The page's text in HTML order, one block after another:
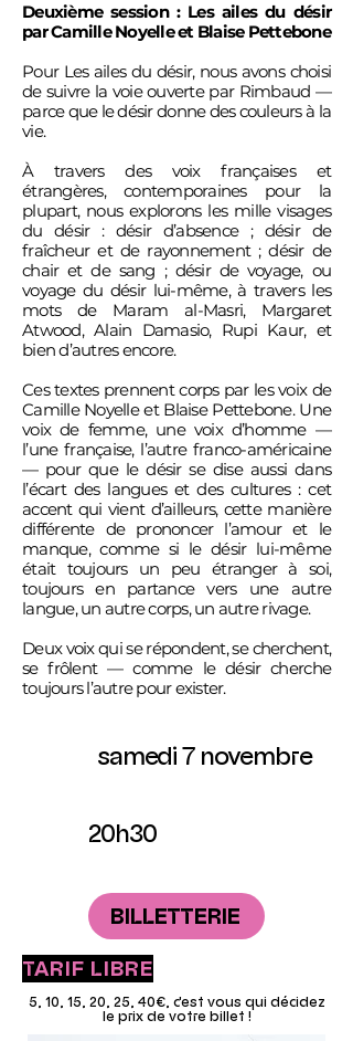
Deuxième session : Les ailes du désir
par Camille Noyelle et Blaise Pettebone
Pour Les ailes du désir, nous avons choisi
de suivre la voie ouverte par Rimbaud —
parce que le désir donne des couleurs à la
vie.
À travers des voix françaises et
étrangères, contemporaines pour la
plupart, nous explorons les mille visages
du désir : désir d’absence ; désir de
fraîcheur et de rayonnement ; désir de
chair et de sang ; désir de voyage, ou
voyage du désir lui-même, à travers les
mots de Maram al-Masri, Margaret
Atwood, Alain Damasio, Rupi Kaur, et
bien d’autres encore.
Ces textes prennent corps par les voix de
Camille Noyelle et Blaise Pettebone. Une
voix de femme, une voix d’homme —
l’une française, l’autre franco-américaine
— pour que le désir se dise aussi dans
l’écart des langues et des cultures : cet
accent qui vient d’ailleurs, cette manière
différente de prononcer l’amour et le
manque, comme si le désir lui-même
était toujours un peu étranger à soi,
toujours en partance vers une autre
langue, un autre corps, un autre rivage.
Deux voix qui se répondent, se cherchent,
se frôlent — comme le désir cherche
toujours l’autre pour exister.
samedi 7 novembre
20h30
BILLETTERIE
TARIF LIBRE
5, 10, 15, 20, 25, 40€, c'est vous qui décidez
le prix de votre billet !